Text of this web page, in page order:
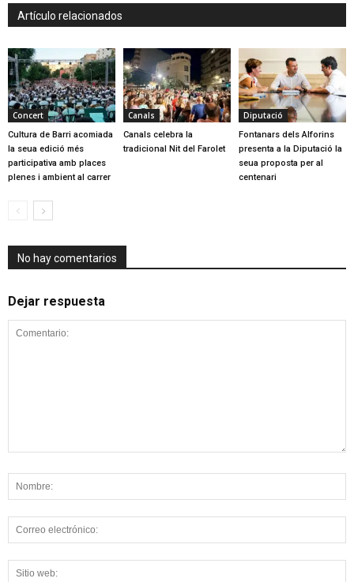
Artículo relacionados
Concert
Cultura de Barri acomiada
la seua edició més
participativa amb places
plenes i ambient al carrer
Canals
Canals celebra la
tradicional Nit del Farolet
Diputació
Fontanars dels Alforins
presenta a la Diputació la
seua proposta per al
centenari
No hay comentarios
Dejar respuesta